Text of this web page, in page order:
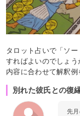
タロット占いで「ソ
すればよいのでしょ
内容に合わせて解釈例
別れた彼氏との復
先